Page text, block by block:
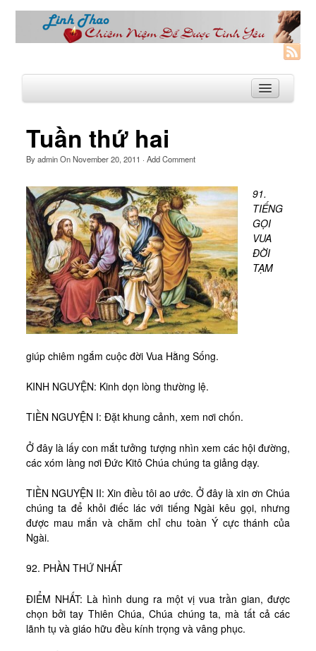
Trang Nhà
Linh Thao là gì?
Linhthao.org
Bạn Đường Linh Thao
Để Tự Do và Hạnh Phúc hơn
Khoá Linh Thao
Kinh Nghiệm
Bài Cầu Nguyện
Cách Cầu Nguyện
Nhận Định
Phương Pháp CN, Xét Mình
Tác Phẩm
Được Làm Môn Đệ
Trên Đường LBTM
Xin Cho Con Gặp Được Chúa
Tài Liệu
Tuần thứ hai
ByadminOnNovember 20, 2011 · Add Comment
91.
TIẾNG
GỌI
VUA
ĐỜI
TẠM
giúp chiêm ngắm cuộc đời Vua Hằng Sống.
KINH NGUYỆN: Kinh dọn lòng thường lệ.
TIỀN NGUYỆN I: Đặt khung cảnh, xem nơi chốn.
Ở đây là lấy con mắt tưởng tượng nhìn xem các hội đường,
các xóm làng nơi Đức Kitô Chúa chúng ta giảng dạy.
TIỀN NGUYỆN II: Xin điều tôi ao ước. Ở đây là xin ơn Chúa
chúng ta để khỏi điếc lác với tiếng Ngài kêu gọi, nhưng
được mau mắn và chăm chỉ chu toàn Ý cực thánh của
Ngài.
92. PHẦN THỨ NHẤT
ĐIỂM NHẤT: Là hình dung ra một vị vua trần gian, được
chọn bởi tay Thiên Chúa, Chúa chúng ta, mà tất cả các
lãnh tụ và giáo hữu đều kính trọng và vâng phục.